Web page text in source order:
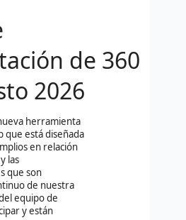
de 360
2026
herramienta
que está diseñada
en relación
las
que son
de nuestra
equipo de
y están